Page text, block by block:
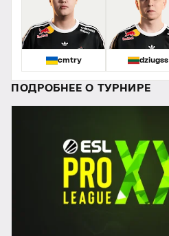
cmtry dziugss
ПОДРОБНЕЕ О ТУРНИРЕ